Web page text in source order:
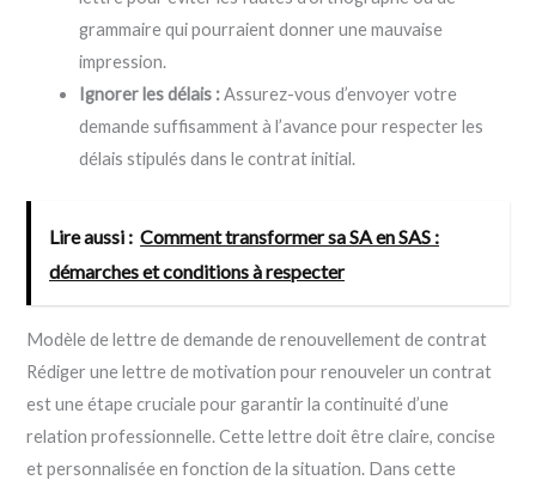
grammaire qui pourraient donner une mauvaise
impression.
Ignorer les délais :Assurez-vous d’envoyer votre
demande suffisamment à l’avance pour respecter les
délais stipulés dans le contrat initial.
Lire aussi : Comment transformer sa SA en SAS :
démarches et conditions à respecter
Modèle de lettre de demande de renouvellement de contrat
Rédiger une lettre de motivation pour renouveler un contrat
est une étape cruciale pour garantir la continuité d’une
relation professionnelle. Cette lettre doit être claire, concise
et personnalisée en fonction de la situation. Dans cette